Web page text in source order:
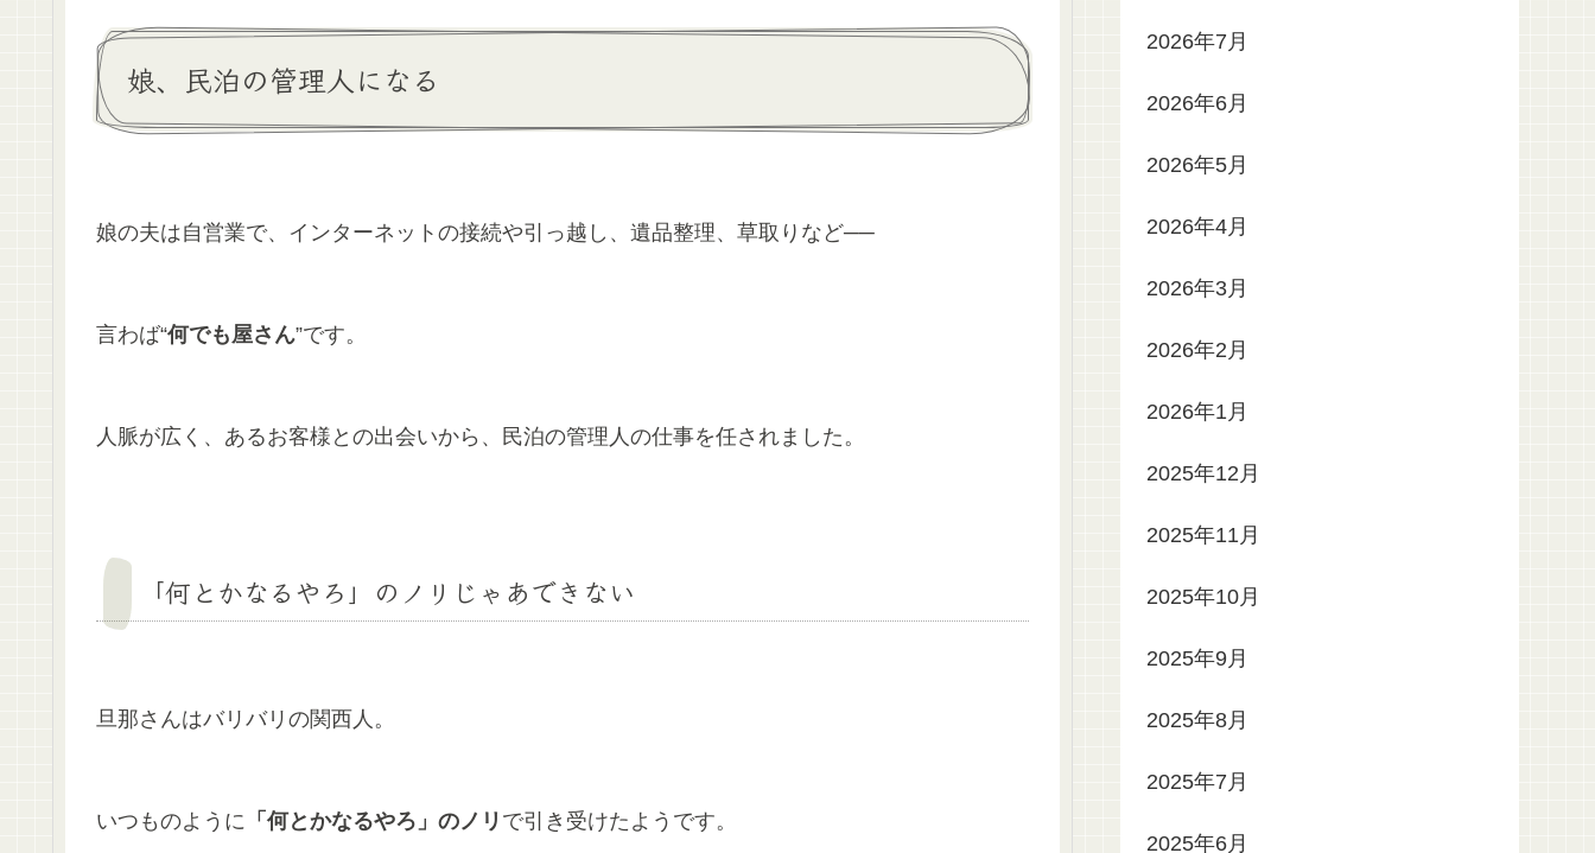
娘、民泊の管理人になる
娘の夫は自営業で、インターネットの接続や引っ越し、遺品整理、草取りなど──
言わば“何でも屋さん”です。
人脈が広く、あるお客様との出会いから、民泊の管理人の仕事を任されました。
「何とかなるやろ」のノリじゃあできない
旦那さんはバリバリの関西人。
いつものように 「何とかなるやろ」のノリ で引き受けたようです。
2026年7月
2026年6月
2026年5月
2026年4月
2026年3月
2026年2月
2026年1月
2025年12月
2025年11月
2025年10月
2025年9月
2025年8月
2025年7月
2025年6月